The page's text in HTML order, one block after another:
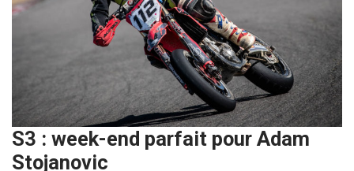
S3 : week-end parfait pour Adam
Stojanovic